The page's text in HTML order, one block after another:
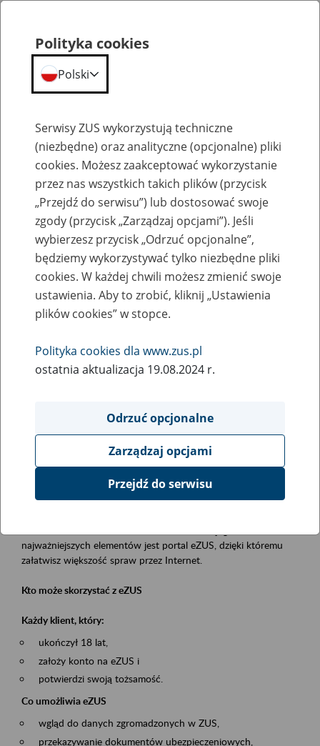
Szkolenia
Zaproś ZUS do siebie - zakładanie profili
eZUS w siedzibie Twojej firmy
Rodzaj wydarzenia
Szkolenia
Obszar merytoryczny
obsługa klientów
Opis wydarzenia
Platforma Usług Elektronicznych eZUS
najważniejszych elementów jest portal eZUS, dzięki któremu
załatwisz większość spraw przez Internet.
Kto może skorzystać z eZUS
Każdy klient, który:
ukończył 18 lat,
założy konto na eZUS i
potwierdzi swoją tożsamość.
Co umożliwia eZUS
wgląd do danych zgromadzonych w ZUS,
przekazywanie dokumentów ubezpieczeniowych,
Polityka cookies
Polski
Serwisy ZUS wykorzystują techniczne
(niezbędne) oraz analityczne (opcjonalne) pliki
cookies. Możesz zaakceptować wykorzystanie
przez nas wszystkich takich plików (przycisk
„Przejdź do serwisu”) lub dostosować swoje
zgody (przycisk „Zarządzaj opcjami”). Jeśli
wybierzesz przycisk „Odrzuć opcjonalne”,
będziemy wykorzystywać tylko niezbędne pliki
cookies. W każdej chwili możesz zmienić swoje
ustawienia. Aby to zrobić, kliknij „Ustawienia
plików cookies” w stopce.
Polityka cookies dla www.zus.pl
ostatnia aktualizacja 19.08.2024 r.
Odrzuć opcjonalne
Zarządzaj opcjami
Przejdź do serwisu